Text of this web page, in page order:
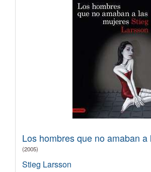
Los hombres que no amaban a
(2005)
Stieg Larsson